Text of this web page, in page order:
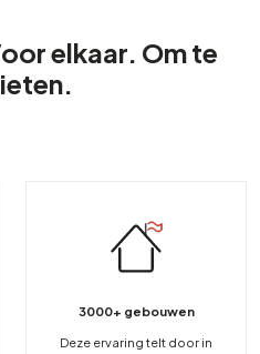
elkaar. Om te
3000+ gebouwen
Deze ervaring telt door in